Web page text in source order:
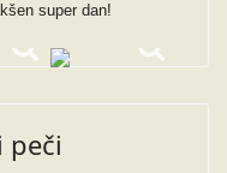
super dan!
peči